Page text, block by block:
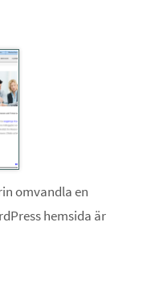
omvandla en
hemsida är